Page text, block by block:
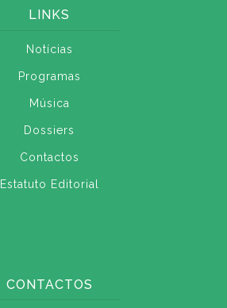
LINKS
Notícias
Programas
Música
Dossiers
Contactos
Estatuto Editorial
CONTACTOS